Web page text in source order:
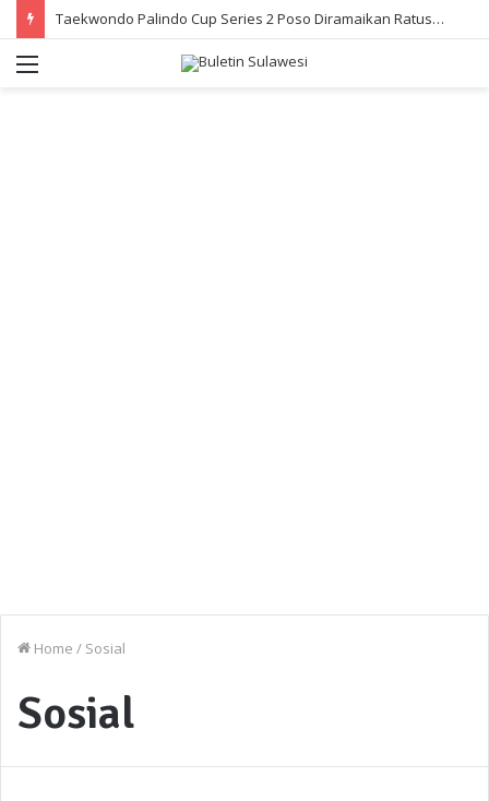
Taekwondo Palindo Cup Series 2 Poso Diramaikan Ratusan Atlet
Menu
Home / Sosial
Sosial